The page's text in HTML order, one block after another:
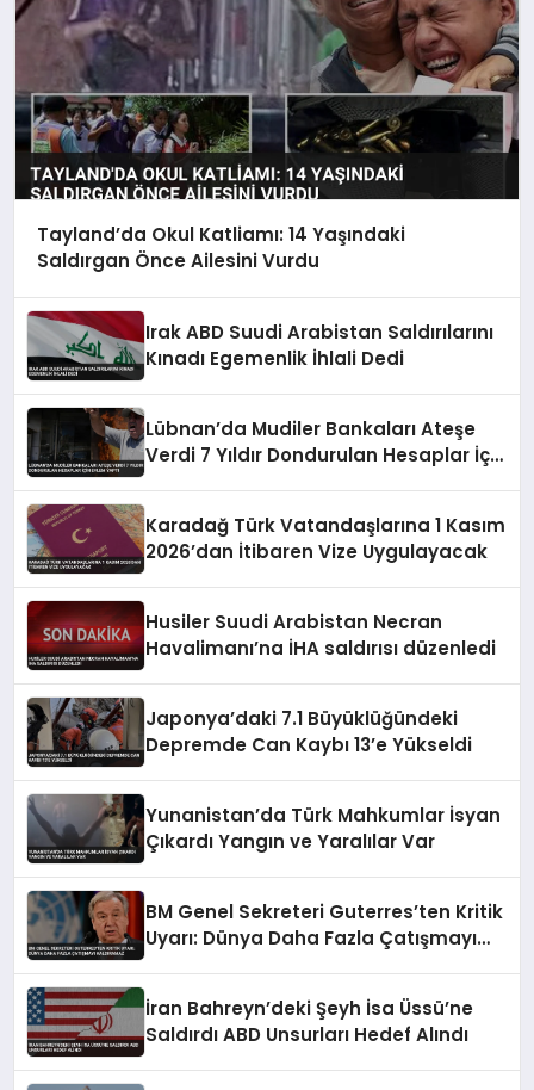
Tayland’da Okul Katliamı: 14 Yaşındaki
Saldırgan Önce Ailesini Vurdu
Irak ABD Suudi Arabistan Saldırılarını
Kınadı Egemenlik İhlali Dedi
Lübnan’da Mudiler Bankaları Ateşe
Verdi 7 Yıldır Dondurulan Hesaplar İçin
Karadağ Türk Vatandaşlarına 1 Kasım
2026’dan İtibaren Vize Uygulayacak
Husiler Suudi Arabistan Necran
Havalimanı’na İHA saldırısı düzenledi
Japonya’daki 7.1 Büyüklüğündeki
Depremde Can Kaybı 13’e Yükseldi
Yunanistan’da Türk Mahkumlar İsyan
Çıkardı Yangın ve Yaralılar Var
BM Genel Sekreteri Guterres’ten Kritik
Uyarı: Dünya Daha Fazla Çatışmayı
İran Bahreyn’deki Şeyh İsa Üssü’ne
Saldırdı ABD Unsurları Hedef Alındı